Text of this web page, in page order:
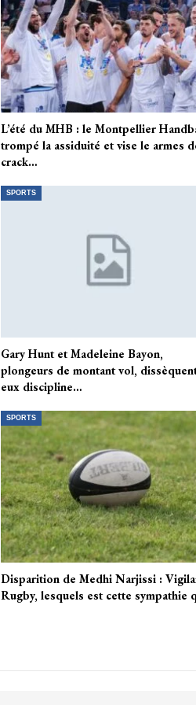
L’été du MHB : le Montpellier
trompé la assiduité et vise le armes
crack…
SPORTS
Gary Hunt et Madeleine Bayon,
plongeurs de montant vol,
eux discipline…
SPORTS
Disparition de Medhi Narjissi :
Rugby, lesquels est cette sympathie